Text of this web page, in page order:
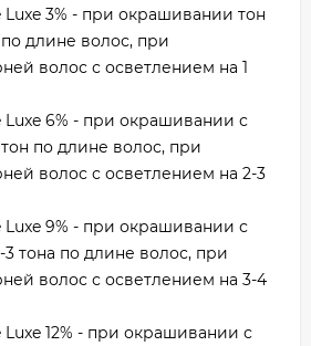
Luxe 3% - при окрашивании тон
длине волос, при
волос с осветлением на 1
Luxe 6% - при окрашивании с
по длине волос, при
волос с осветлением на 2-3
Luxe 9% - при окрашивании с
тона по длине волос, при
волос с осветлением на 3-4
12% - при окрашивании с